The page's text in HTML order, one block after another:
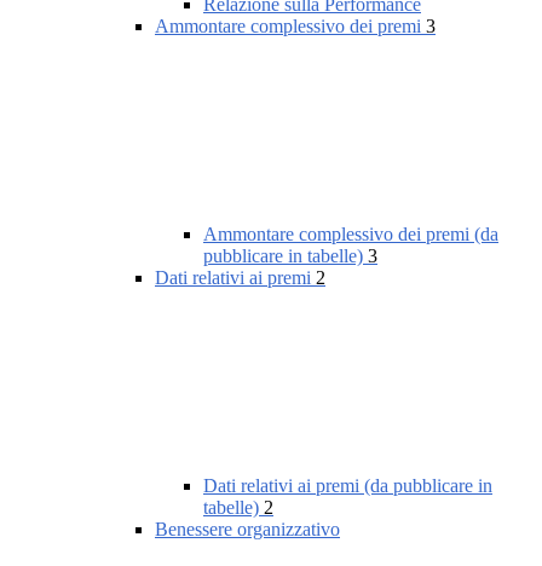
Relazione sulla Performance
Ammontare complessivo dei premi 3
Ammontare complessivo dei premi (da
pubblicare in tabelle) 3
Dati relativi ai premi 2
Dati relativi ai premi (da pubblicare in
tabelle) 2
Benessere organizzativo